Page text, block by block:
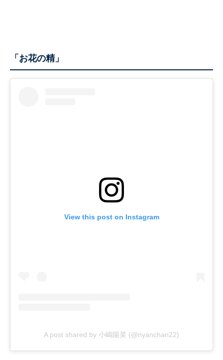
「お花の精」
View this post on Instagram
A post shared by 小嶋陽菜 (@nyanchan22)